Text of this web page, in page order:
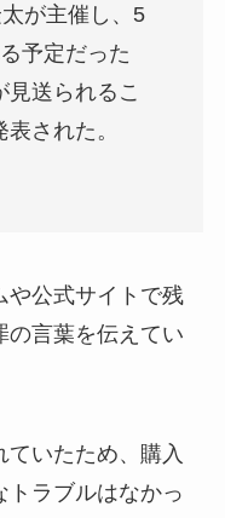
が主催し、5
予定だった
見送られるこ
された。
や公式サイトで残
の言葉を伝えてい
いたため、購入
トラブルはなかっ